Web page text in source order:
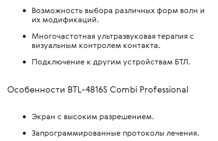
Возможность выбора различных форм волн и
их модификаций.
Многочастотная ультразвуковая терапия с
визуальным контролем контакта.
Подключение к другим устройствам БТЛ.
Особенности BTL-4816S Combi Professional
Экран с высоким разрешением.
Запрограммированные протоколы лечения.